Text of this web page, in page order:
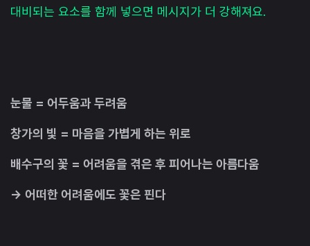
대비되는 요소를 함께 넣으면 메시지가 더 강해져요.
눈물 = 어두움과 두려움
창가의 빛 = 마음을 가볍게 하는 위로
배수구의 꽃 = 어려움을 겪은 후 피어나는 아름다움
→ 어떠한 어려움에도 꽃은 핀다